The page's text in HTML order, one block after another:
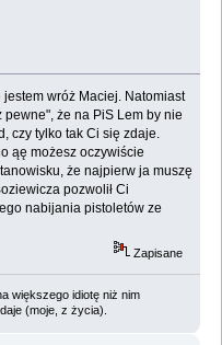
wróż Maciej. Natomiast
że na PiS Lem by nie
czy tylko tak Ci się zdaje.
ąę możesz oczywiście
że najpierw ja muszę
pozwolił Ci
nabijania pistoletów ze
Zapisane
większego idiotę niż nim
(moje, z życia).